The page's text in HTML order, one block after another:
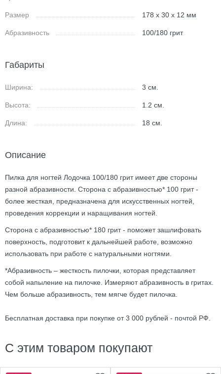
Размер 178 x 30 x 12 мм
Абразивность 100/180 грит
Габариты
Ширина: 3см.
Высота: 1.2см.
Длина: 18см.
Описание
Пилка для ногтей Лодочка 100/180 грит имеет две стороны
разной абразивности. Сторона с абразивностью* 100 грит -
более жесткая, предназначена для искусственных ногтей,
проведения коррекции и наращивания ногтей.
Сторона с абразивностью* 180 грит - поможет зашлифовать
поверхность, подготовит к дальнейшей работе, возможно
использовать при работе с натуральными ногтями.
*Абразивность – жесткость пилочки, которая представляет
собой напыление на пилочке. Измеряют абразивность в гритах.
Чем больше абразивность, тем мягче будет пилочка.
Бесплатная доставка при покупке от 3 000 рублей - почтой РФ.
С этим товаром покупают